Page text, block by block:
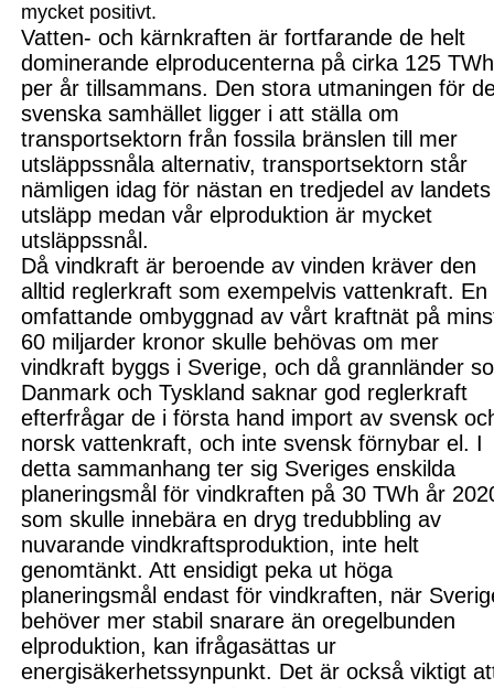
mycket positivt.
Vatten- och kärnkraften är fortfarande de helt
dominerande elproducenterna på cirka 125 TWh
per år tillsammans. Den stora utmaningen för
svenska samhället ligger i att ställa om
transportsektorn från fossila bränslen till mer
utsläppssnåla alternativ, transportsektorn står
nämligen idag för nästan en tredjedel av landets
utsläpp medan vår elproduktion är mycket
utsläppssnål.
Då vindkraft är beroende av vinden kräver den
alltid reglerkraft som exempelvis vattenkraft. En
omfattande ombyggnad av vårt kraftnät på
60 miljarder kronor skulle behövas om mer
vindkraft byggs i Sverige, och då grannländer
Danmark och Tyskland saknar god reglerkraft
efterfrågar de i första hand import av svensk
norsk vattenkraft, och inte svenskförnybar el. I
detta sammanhang ter sig Sveriges enskilda
planeringsmål för vindkraften på 30 TWh år
som skulle innebära en dryg tredubbling av
nuvarande vindkraftsproduktion, inte helt
genomtänkt. Att ensidigt peka ut höga
planeringsmål endast för vindkraften, när
behöver mer stabil snarare än oregelbunden
elproduktion, kan ifrågasättas ur
energisäkerhetssynpunkt. Det är också viktigt